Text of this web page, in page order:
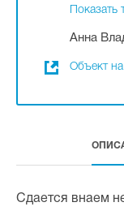
Показать
Анна
Объект
Сдается внаем